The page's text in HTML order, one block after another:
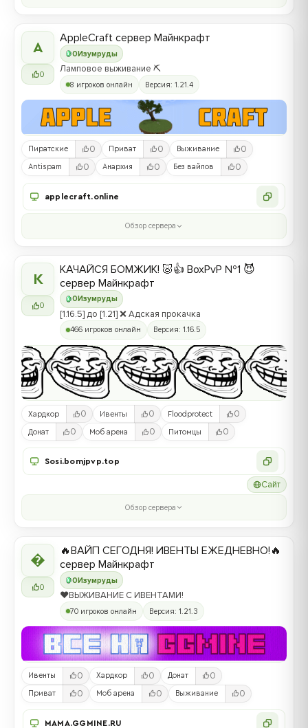
A
0
0Изумруды
AppleCraft сервер Майнкрафт
Ламповое выживание ⛏️
8 игроков онлайн Версия: 1.21.4
Пиратские 0 Приват 0 Выживание 0
Antispam 0 Анархия 0 Без вайпов 0
applecraft.online
Обзор сервера
К
0
0 Изумруды
КАЧАЙСЯ БОМЖИК! 🐷👍 BoxPvP №1 😈
сервер Майнкрафт
[1.16.5] до [1.21] ❌ Адская прокачка
466 игроков онлайн Версия: 1.16.5
Хардкор 0 Ивенты 0 Floodprotect 0
Донат 0 Моб арена 0 Питомцы 0
Sosi.bomjpvp.top
Сайт
Обзор сервера

0
0Изумруды
🔥ВАЙП СЕГОДНЯ! ИВЕНТЫ ЕЖЕДНЕВНО!🔥
сервер Майнкрафт
❤️ВЫЖИВАНИЕ С ИВЕНТАМИ!
70 игроков онлайн Версия: 1.21.3
Ивенты 0 Хардкор 0 Донат 0
Приват 0 Моб арена 0 Выживание 0
MAMA.GGMINE.RU